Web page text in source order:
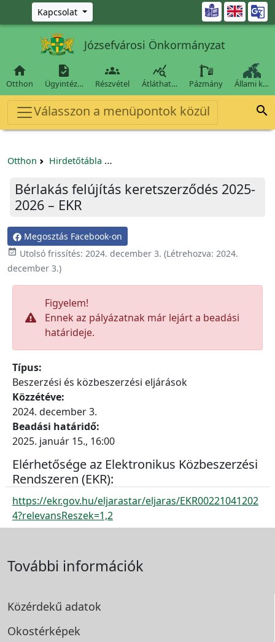
Ugrás a fő tartalomra
Kapcsolat 
Józsefvárosi Önkormányzat

Otthon

Ügyintéz…

Részvétel

Átláthat… Pázmány Állami k…
Válasszon a menüpontok közül 
Otthon Hirdetőtábla
Bérlakás felújítás keretszerződés 2025-
2026 – EKR
Megosztás Facebook-on
 Utolsó frissítés: 2024. december 3. (Létrehozva: 2024.
december 3.)
Figyelem!
Ennek az pályázatnak már lejárt a beadási
határideje.
Típus:
Beszerzési és közbeszerzési eljárások
Közzétéve:
2024. december 3.
Beadási határidő:
2025. január 15., 16:00
Elérhetősége az Elektronikus Közbeszerzési
Rendszeren (EKR):
https://ekr.gov.hu/eljarastar/eljaras/EKR00221041202
4?relevansReszek=1,2
További információk
Közérdekű adatok
Okostérképek